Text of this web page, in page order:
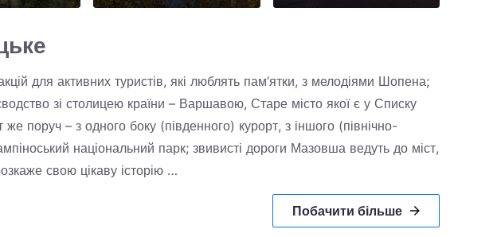
для активних туристів, які люблять пам’ятки, з мелодіями Шопена;
зі столицею країни – Варшавою, Старе місто якої є у Списку
поруч – з одного боку (південного) курорт, з іншого (північно-
національний парк; звивисті дороги Мазовша ведуть до міст,
свою цікаву історію …
Побачити більше